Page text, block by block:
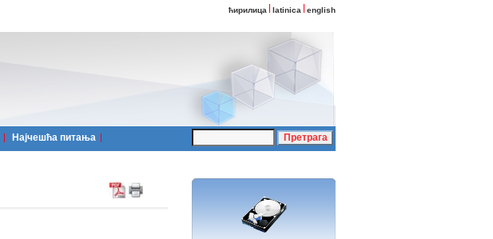
ћирилица latinica english
Најчешћa питања